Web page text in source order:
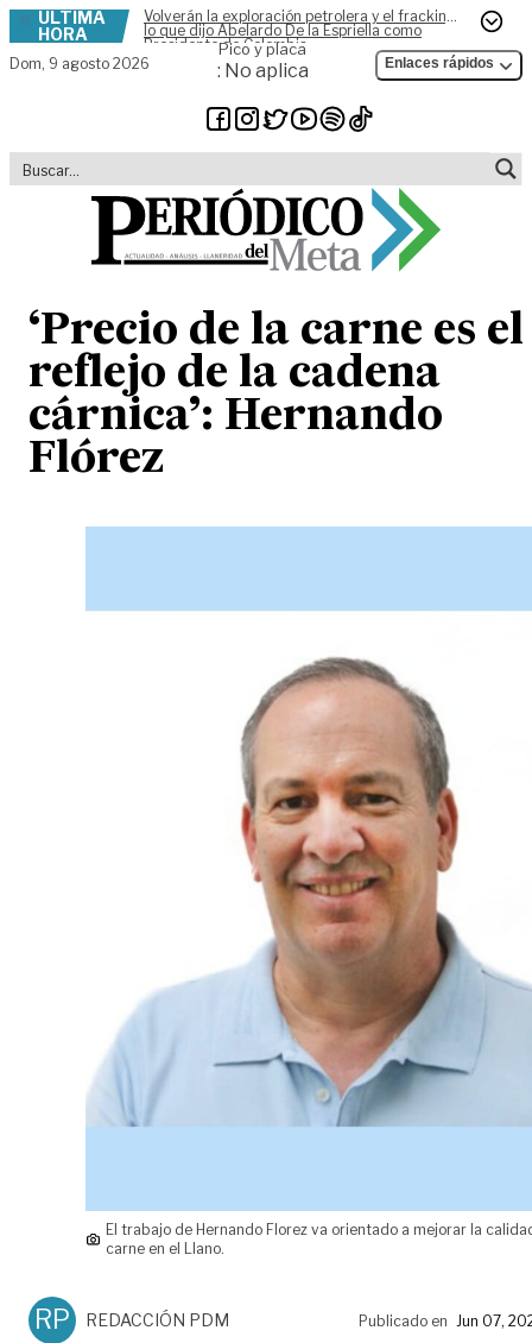
Skip to content
ÚLTIMA
HORA
Volverán la exploración petrolera y el fracking,
lo que dijo Abelardo De la Espriella como
Presidente de Colombia
Dom, 9 agosto 2026
Pico y placa
: No aplica Enlaces rápidos
‘Precio de la carne es el
reflejo de la cadena
cárnica’: Hernando
Flórez
El trabajo de Hernando Florez va orientado a mejorar la
carne en el Llano.
RP REDACCIÓN PDM Publicado en Jun 07,